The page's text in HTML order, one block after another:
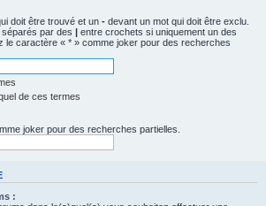
doit être trouvé et un - devant un mot qui doit être exclu.
par des | entre crochets si uniquement un des
le caractère « * » comme joker pour des recherches
de ces termes
joker pour des recherches partielles.
: